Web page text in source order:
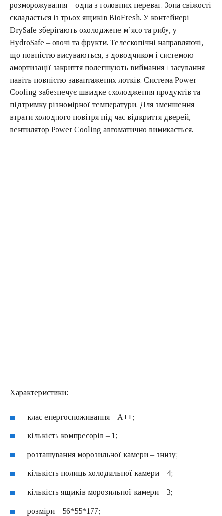
розморожування – одна з головних переваг. Зона свіжості
складається із трьох ящиків BioFresh. У контейнері
DrySafe зберігають охолоджене м’ясо та рибу, у
HydroSafe – овочі та фрукти. Телескопічні направляючі,
що повністю висуваються, з доводчиком і системою
амортизації закриття полегшують виймання і засування
навіть повністю завантажених лотків. Система Power
Cooling забезпечує швидке охолодження продуктів та
підтримку рівномірної температури. Для зменшення
втрати холодного повітря під час відкриття дверей,
вентилятор Power Cooling автоматично вимикається.
Характеристики:
клас енергоспоживання – A++;
кількість компресорів – 1;
розташування морозильної камери – знизу;
кількість полиць холодильної камери – 4;
кількість ящиків морозильної камери – 3;
розміри – 56*55*177;